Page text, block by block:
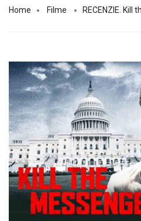
Home Filme RECENZIE. Kill